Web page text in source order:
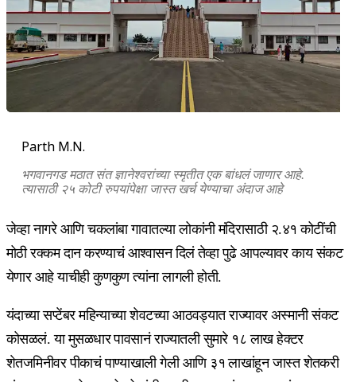
Parth M.N.
भगवानगड मठात संत ज्ञानेश्वरांच्या स्मृतीत एक बांधलं जाणार आहे.
त्यासाठी २५ कोटी रुपयांपेक्षा जास्त खर्च येण्याचा अंदाज आहे
जेव्हा नागरे आणि चकलांबा गावातल्या लोकांनी मंदिरासाठी २.४१ कोटींची
मोठी रक्कम दान करण्याचं आश्वासन दिलं तेव्हा पुढे आपल्यावर काय संकट
येणार आहे याचीही कुणकुण त्यांना लागली होती.
यंदाच्या सप्टेंबर महिन्याच्या शेवटच्या आठवड्यात राज्यावर अस्मानी संकट
कोसळलं. या मुसळधार पावसानं राज्यातली सुमारे १८ लाख हेक्टर
शेतजमिनीवर पीकाचं पाण्याखाली गेली आणि ३१ लाखांहून जास्त शेतकरी